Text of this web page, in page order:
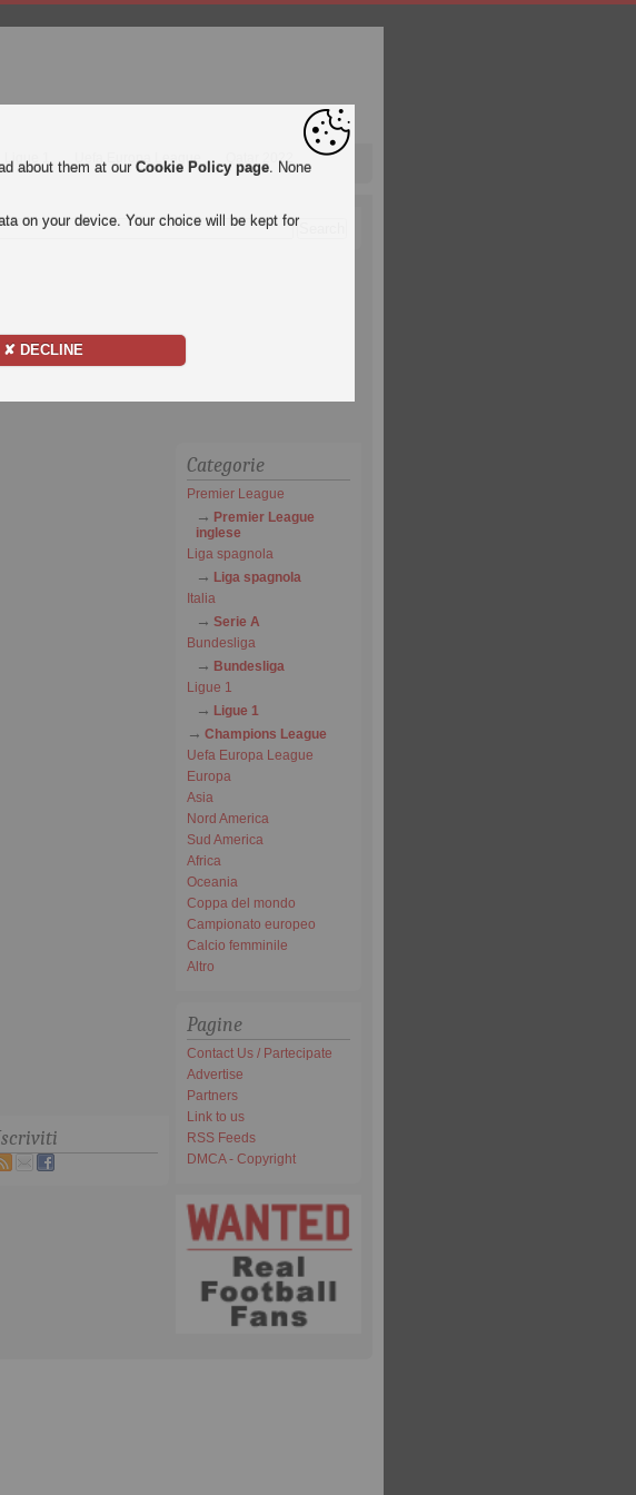
Ligue 1 Uefa Europa League Qatar 2022
Categorie
Premier League
Premier League
inglese
Liga spagnola
Liga spagnola
Italia
Serie A
Bundesliga
Bundesliga
Ligue 1
Ligue 1
Champions League
Uefa Europa League
Europa
Asia
Nord America
Sud America
Africa
Oceania
Coppa del mondo
Campionato europeo
Calcio femminile
Altro
Pagine
Contact Us / Partecipate
Advertise
Partners
Link to us
RSS Feeds
DMCA - Copyright
about them at our Cookie Policy page. None
on your device. Your choice will be kept for
✘ DECLINE